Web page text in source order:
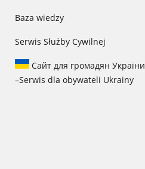
Baza wiedzy
Serwis Służby Cywilnej
Сайт для громадян України
–Serwis dla obywateli Ukrainy